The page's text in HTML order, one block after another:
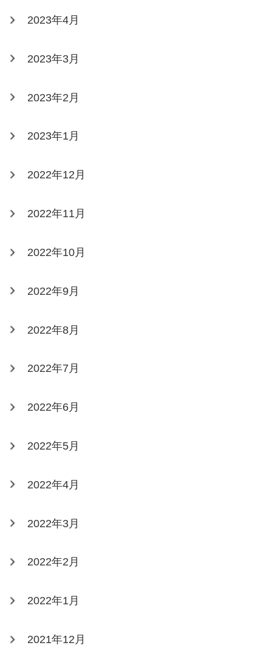
2023年4月
2023年3月
2023年2月
2023年1月
2022年12月
2022年11月
2022年10月
2022年9月
2022年8月
2022年7月
2022年6月
2022年5月
2022年4月
2022年3月
2022年2月
2022年1月
2021年12月